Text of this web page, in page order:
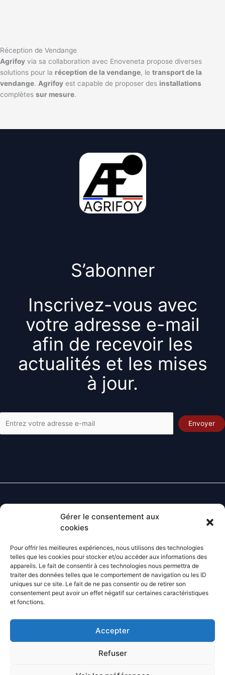
Gérer le consentement aux
cookies
Pour offrir les meilleures expériences, nous utilisons des technologies
telles que les cookies pour stocker et/ou accéder aux informations des
appareils. Le fait de consentir à ces technologies nous permettra de
traiter des données telles que le comportement de navigation ou les ID
uniques sur ce site. Le fait de ne pas consentir ou de retirer son
consentement peut avoir un effet négatif sur certaines caractéristiques
et fonctions.
Accepter
Refuser
Réception de Vendange
Agrifoy via sa collaboration avec Enoveneta propose diverses
solutions pour la réception de la vendange, le transport de la
vendange. Agrifoy est capable de proposer des installations
complètes sur mesure.
S’abonner
Inscrivez-vous avec
votre adresse e-mail
afin de recevoir les
actualités et les mises
à jour.
Téléphone :05.53.24.85.97
E-mail:contact@agrifoy.fr
Accueil
Présentation